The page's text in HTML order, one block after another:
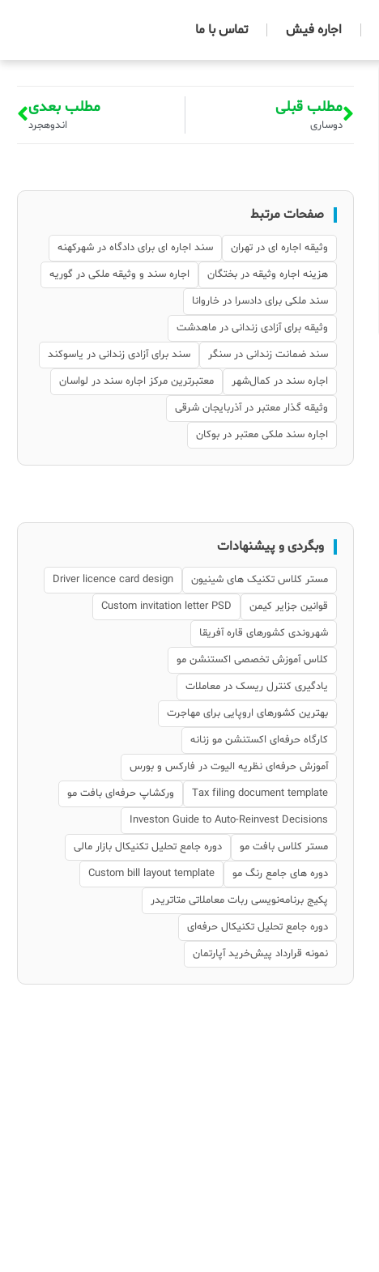
اجاره فیش تماس با ما
مطلب قبلی
دوساری
مطلب بعدی
اندوهجرد
صفحات مرتبط
وثیقه اجاره ای در تهران
سند اجاره ای برای دادگاه در شهرکهنه
هزینه اجاره وثیقه در بختگان
اجاره سند و وثیقه ملکی در گوریه
سند ملکی برای دادسرا در خاروانا
وثیقه برای آزادی زندانی در ماهدشت
سند ضمانت زندانی در سنگر
سند برای آزادی زندانی در یاسوکند
اجاره سند در کمال‌شهر
معتبرترین مرکز اجاره سند در لواسان
وثیقه گذار معتبر در آذربایجان شرقی
اجاره سند ملکی معتبر در بوکان
وبگردی و پیشنهادات
مستر کلاس تکنیک های شینیون
Driver licence card design
قوانین جزایر کیمن
Custom invitation letter PSD
شهروندی کشورهای قاره آفریقا
کلاس آموزش تخصصی اکستنشن مو
یادگیری کنترل ریسک در معاملات
بهترین کشورهای اروپایی برای مهاجرت
کارگاه حرفه‌ای اکستنشن مو زنانه
آموزش حرفه‌ای نظریه الیوت در فارکس و بورس
Tax filing document template
ورکشاپ حرفه‌ای بافت مو
Investon Guide to Auto-Reinvest Decisions
مستر کلاس بافت مو
دوره جامع تحلیل تکنیکال بازار مالی
دوره های جامع رنگ مو
Custom bill layout template
پکیج برنامه‌نویسی ربات معاملاتی متاتریدر
دوره جامع تحلیل تکنیکال حرفه‌ای
نمونه قرارداد پیش‌خرید آپارتمان